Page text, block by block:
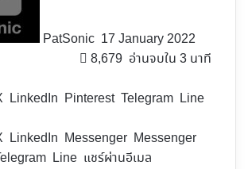
PatSonic 17 January 2022
8,679 อ่านจบใน 3 นาที
LinkedIn Pinterest Telegram Line
LinkedIn Messenger Messenger
Line แชร์ผ่านอีเมล